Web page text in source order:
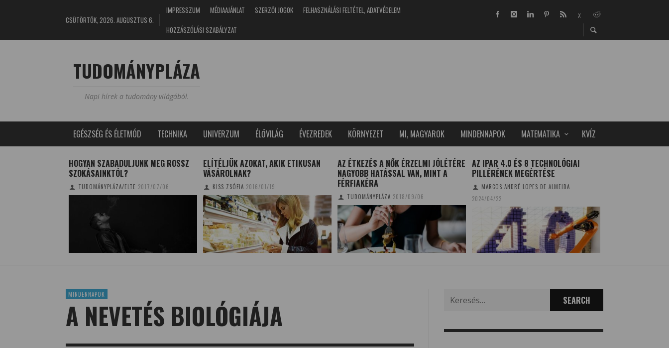
CSÜTÖRTÖK, 2026. AUGUSZTUS 6.
IMPRESSZUM MÉDIAAJÁNLAT SZERZŐI JOGOK
FELHASZNÁLÁSI FELTÉTEL, ADATVÉDELEM
HOZZÁSZÓLÁSI SZABÁLYZAT
TUDOMÁNYPLÁZA
Napi hírek a tudomány világából.
EGÉSZSÉG ÉS ÉLETMÓD TECHNIKA UNIVERZUM ÉLŐVILÁG ÉVEZREDEK KÖRNYEZET MI, MAGYAROK MINDENNAPOK MATEMATIKA KVÍZ
HOGYAN SZABADULJUNK MEG ROSSZ
SZOKÁSAINKTÓL?
TUDOMÁNYPLÁZA/ELTE 2017/07/06
ELÍTÉLJÜK AZOKAT, AKIK ETIKUSAN
VÁSÁROLNAK?
KISS ZSÓFIA 2016/01/19
AZ ÉTKEZÉS A NŐK ÉRZELMI JÓLÉTÉRE
NAGYOBB HATÁSSAL VAN, MINT A
FÉRFIAKÉRA
TUDOMÁNYPLÁZA 2018/09/06
AZ IPAR 4.0 ÉS 8 TECHNOLÓGIAI
PILLÉRÉNEK MEGÉRTÉSE
MARCOS ANDRÉ LOPES DE ALMEIDA
2024/04/22
MINDENNAPOK
A NEVETÉS BIOLÓGIÁJA
for: